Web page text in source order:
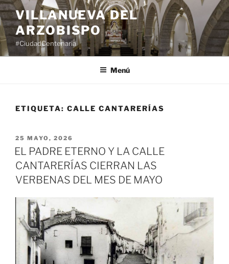
Saltar
al
contenido
VILLANUEVA DEL
ARZOBISPO
#CiudadCentenaria
Menú
ETIQUETA: CALLE CANTARERÍAS
PUBLICADO
EL
25 MAYO, 2026
EL PADRE ETERNO Y LA CALLE
CANTARERÍAS CIERRAN LAS
VERBENAS DEL MES DE MAYO